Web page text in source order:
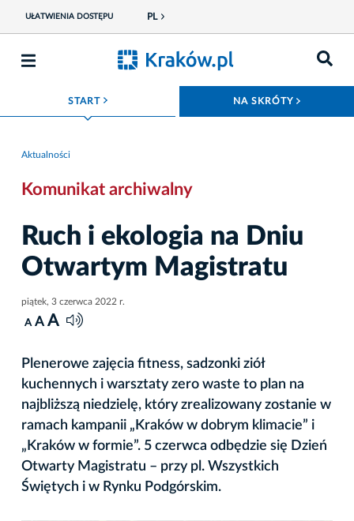
UŁATWIENIA DOSTĘPU PL
START ROZWIŃ MENU NA SKRÓTY
Aktualności
Komunikat archiwalny
Ruch i ekologia na Dniu
Otwartym Magistratu
piątek, 3 czerwca 2022 r.
A A A
Plenerowe zajęcia fitness, sadzonki ziół
kuchennych i warsztaty zero waste to plan na
najbliższą niedzielę, który zrealizowany zostanie w
ramach kampanii „Kraków w dobrym klimacie” i
„Kraków w formie”. 5 czerwca odbędzie się Dzień
Otwarty Magistratu – przy pl. Wszystkich
Świętych i w Rynku Podgórskim.